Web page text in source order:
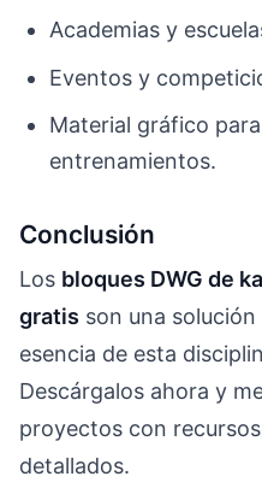
Academias y
Eventos y
Material gráfico
entrenamientos.
Conclusión
Los bloques DWG de
gratis son una
esencia de esta
Descárgalos ahora y
proyectos con
detallados.